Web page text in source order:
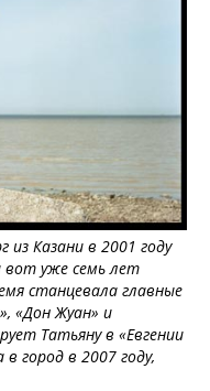
из Казани в 2001 году
вот уже семь лет
станцевала главные
«Дон Жуан» и
Татьяну в «Евгении
город в 2007 году,